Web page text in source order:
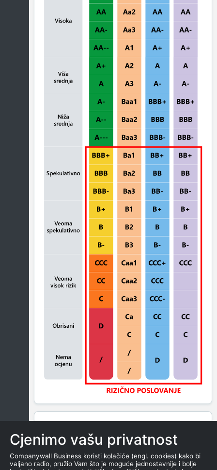
SAŽETAK PRIKAZUJE BROJ SUDSKIH
Cjenimo vašu privatnost
Companywall Business koristi kolačiće (engl. cookies) kako bi
valjano radio, pružio Vam što je moguće jednostavnije i bolje